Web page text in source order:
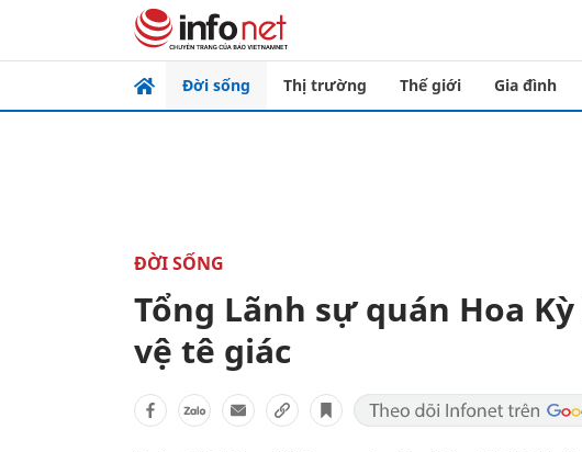
Đời sống Thị trường Thế giới Gia đình
ĐỜI SỐNG
Tổng Lãnh sự quán Hoa
vệ tê giác